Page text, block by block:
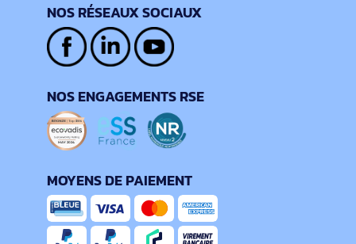
NOS RÉSEAUX SOCIAUX
NOS ENGAGEMENTS RSE
MOYENS DE PAIEMENT